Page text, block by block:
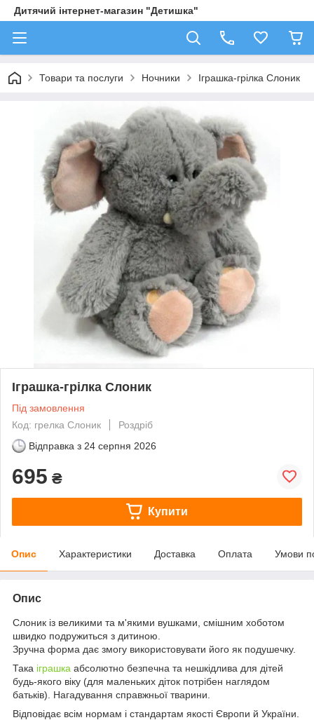
Дитячий інтернет-магазин "Детишка"
Товари та послуги Ночники Іграшка-грілка Слоник
Іграшка-грілка Слоник
Під замовлення
Код: грелка Слоник
Роздріб
Відправка з 24 серпня 2026
695 ₴
Купити
Опис Характеристики Доставка Оплата Умови
Опис
Слоник із великими та м'якими вушками, смішним хоботом
швидко подружиться з дитиною.
Зручна форма дає змогу використовувати його як подушечку.
Така іграшка абсолютно безпечна та нешкідлива для дітей
будь-якого віку (для маленьких діток потрібен наглядом
батьків). Нагадування справжньої тварини.
Відповідає всім нормам і стандартам якості Європи й України.